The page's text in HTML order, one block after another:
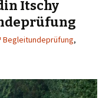
Itschy
Begleitundeprüfung,